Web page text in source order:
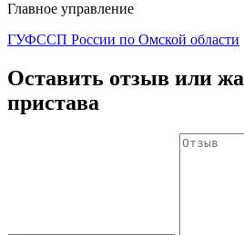
Главное управление
ГУФССП России по Омской области
Оставить отзыв или
пристава